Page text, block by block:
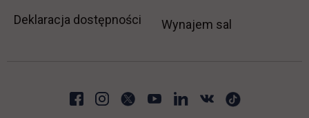
Deklaracja dostępności Wynajem sal